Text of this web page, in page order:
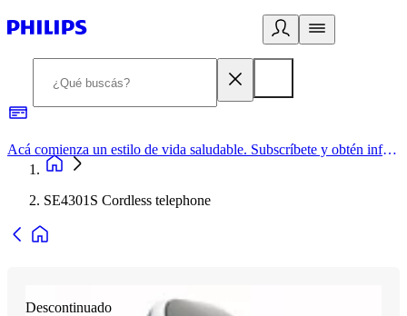
Acá comienza un estilo de vida saludable. Subscríbete y obtén información de primera mano
SE4301S Cordless telephone
Descontinuado